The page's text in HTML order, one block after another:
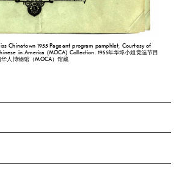
Chinatown 1955 Pageant program pamphlet, Courtesy of
in America (MOCA) Collection. 1955年华埠小姐竞选节目
人博物馆（MOCA）馆藏